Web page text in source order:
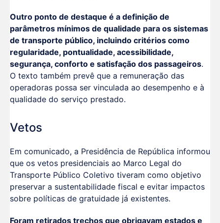
Outro ponto de destaque é a definição de
parâmetros mínimos de qualidade para os sistemas
de transporte público, incluindo critérios como
regularidade, pontualidade, acessibilidade,
segurança, conforto e satisfação dos passageiros.
O texto também prevê que a remuneração das
operadoras possa ser vinculada ao desempenho e à
qualidade do serviço prestado.
Vetos
Em comunicado, a Presidência de República informou
que os vetos presidenciais ao Marco Legal do
Transporte Público Coletivo tiveram como objetivo
preservar a sustentabilidade fiscal e evitar impactos
sobre políticas de gratuidade já existentes.
Foram retirados trechos que obrigavam estados e